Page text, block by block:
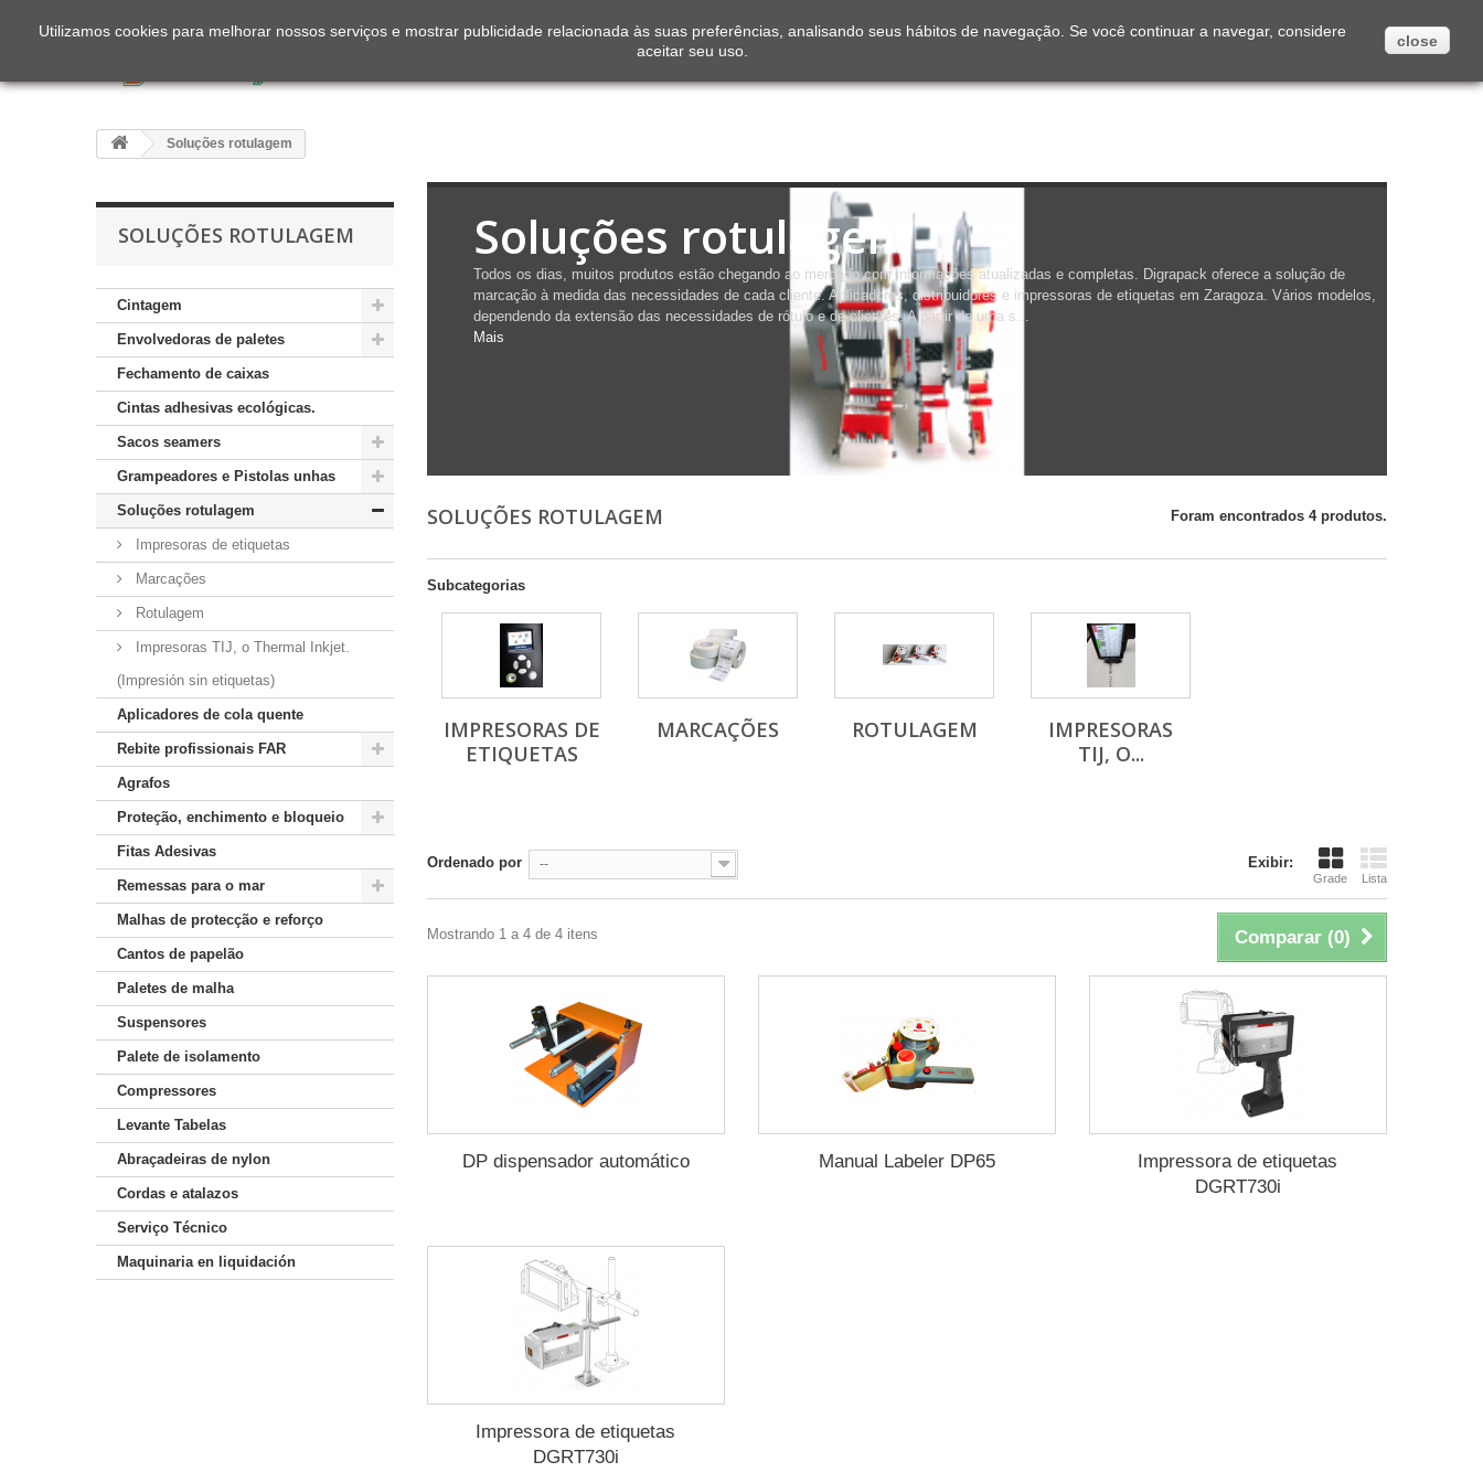
Soluções rotulagem
SOLUÇÕES ROTULAGEM
Cintagem
Envolvedoras de paletes
Fechamento de caixas
Cintas adhesivas ecológicas.
Sacos seamers
Grampeadores e Pistolas unhas
Soluções rotulagem
Impresoras de etiquetas
Marcações
Rotulagem
Impresoras TIJ, o Thermal Inkjet.
(Impresión sin etiquetas)
Aplicadores de cola quente
Rebite profissionais FAR
Agrafos
Proteção, enchimento e bloqueio
Fitas Adesivas
Remessas para o mar
Malhas de protecção e reforço
Cantos de papelão
Paletes de malha
Suspensores
Palete de isolamento
Compressores
Levante Tabelas
Abraçadeiras de nylon
Cordas e atalazos
Serviço Técnico
Maquinaria en liquidación
Soluções rotulagem
Todos os dias, muitos produtos estão chegando ao mercado com informações atualizadas e completas. Digrapack oferece a solução de
marcação à medida das necessidades de cada cliente. Aplicadores, distribuidores e impressoras de etiquetas em Zaragoza. Vários modelos,
dependendo da extensão das necessidades de rótulo e de clientes. A partir de uma s...
Mais
SOLUÇÕES ROTULAGEM Foram encontrados 4 produtos.
Subcategorias
IMPRESORAS DE
ETIQUETAS
MARCAÇÕES ROTULAGEM
IMPRESORAS
TIJ, O...
Exibir:
Grade Lista
Ordenado por --
Comparar (0)
Mostrando 1 a 4 de 4 itens
DP dispensador automático Manual Labeler DP65
Impressora de etiquetas
DGRT730i
Impressora de etiquetas
DGRT730i
Utilizamos cookies para melhorar nossos serviços e mostrar publicidade relacionada às suas preferências, analisando seus hábitos de navegação. Se você continuar a navegar, considere
aceitar seu uso.
close